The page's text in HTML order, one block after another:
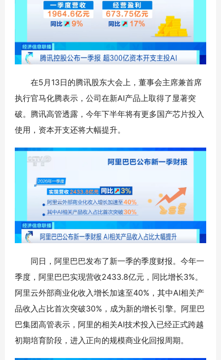
在5月13日的腾讯股东大会上，董事会主席兼首席
执行官马化腾表示，公司在新AI产品上取得了显著突
破。腾讯高管透露，今年下半年将有更多国产芯片投入
使用，资本开支还将大幅提升。
同日，阿里巴巴发布了新一季的季度财报。今年一
季度，阿里巴巴实现营收2433.8亿元，同比增长3%。
阿里云外部商业化收入增长加速至40%，其中AI相关产
品收入占比首次突破30%，成为新的增长引擎。阿里巴
巴集团高管表示，阿里的相关AI技术投入已经正式跨越
初期培育阶段，进入正向的规模商业化回报周期。